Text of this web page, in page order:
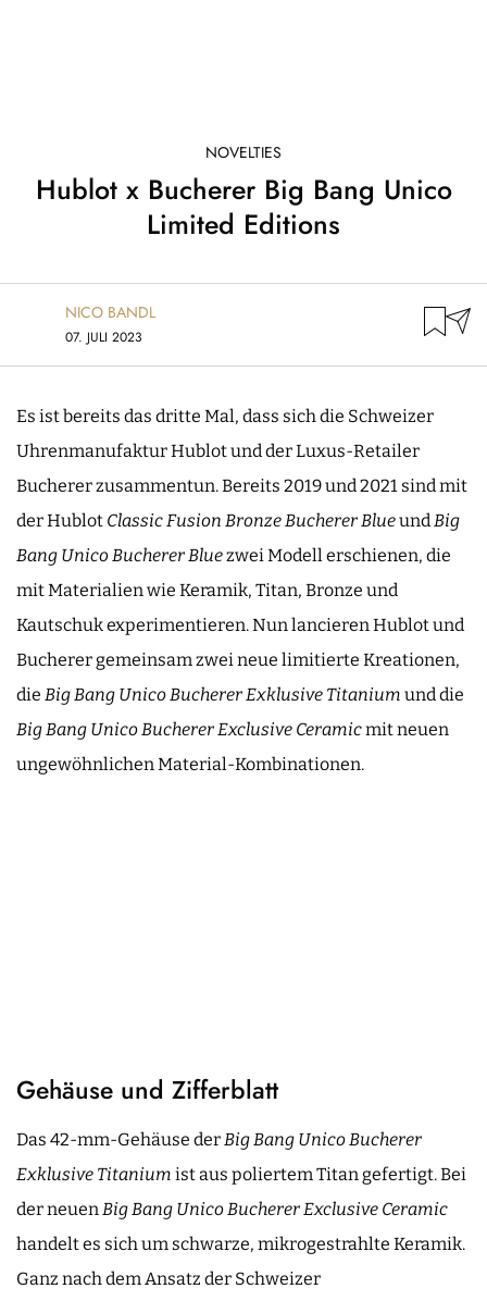
NOVELTIES
Hublot x Bucherer Big Bang Unico
Limited Editions
NICO BANDL
07. JULI 2023
Es ist bereits das dritte Mal, dass sich die Schweizer
Uhrenmanufaktur Hublot und der Luxus-Retailer
Bucherer zusammentun. Bereits 2019 und 2021 sind mit
der Hublot Classic Fusion Bronze Bucherer Blueund Big
Bang Unico Bucherer Bluezwei Modell erschienen, die
mit Materialien wie Keramik, Titan, Bronze und
Kautschuk experimentieren. Nun lancieren Hublot und
Bucherer gemeinsam zwei neue limitierte Kreationen,
die Big Bang Unico Bucherer Exklusive Titanium und die
Big Bang Unico Bucherer Exclusive Ceramicmit neuen
ungewöhnlichen Material-Kombinationen.
Gehäuse und Zifferblatt
Das 42-mm-Gehäuse der Big Bang Unico Bucherer
Exklusive Titanium ist aus poliertem Titan gefertigt. Bei
der neuen Big Bang Unico Bucherer Exclusive Ceramic
handelt es sich um schwarze, mikrogestrahlte Keramik.
Ganz nach dem Ansatz der Schweizer